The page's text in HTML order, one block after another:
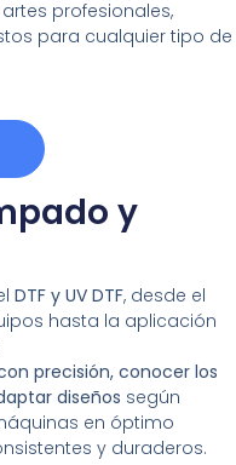
profesionales,
para cualquier tipo de
y
DTF y UV DTF, desde el
hasta la aplicación
precisión, conocer los
diseños según
en óptimo
y duraderos.